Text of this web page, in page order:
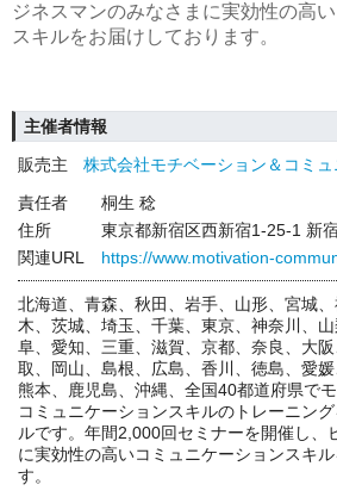
ジネスマンのみなさまに実効性の高
スキルをお届けしております。
主催者情報
販売主
株式会社モチベーション＆コミ
責任者
桐生 稔
住所
東京都新宿区西新宿1-25-1 新
関連URL
https://www.motivation-
北海道、青森、秋田、岩手、山形、宮城
木、茨城、埼玉、千葉、東京、神奈川、
阜、愛知、三重、滋賀、京都、奈良、大
取、岡山、島根、広島、香川、徳島、愛媛
熊本、鹿児島、沖縄、全国40都道府県で
コミュニケーションスキルのトレーニン
ルです。年間2,000回セミナーを開催し、
に実効性の高いコミュニケーションスキ
す。